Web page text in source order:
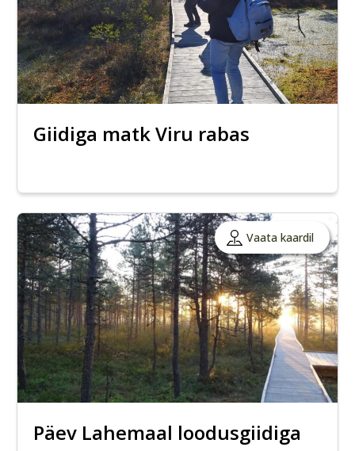
Giidiga matk Viru rabas
Vaata kaardil
Päev Lahemaal loodusgiidiga